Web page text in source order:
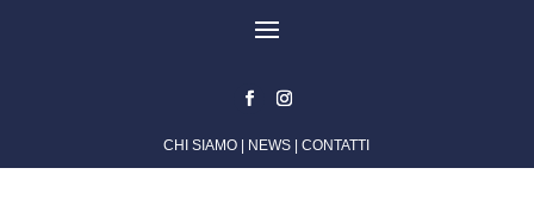
CHI SIAMO NEWS |CONTATTI